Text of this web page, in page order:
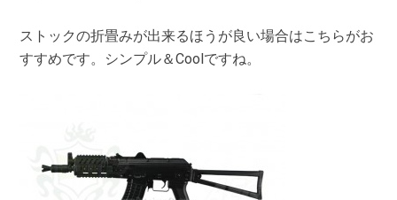
ストックの折畳みが出来るほうが良い場合はこちらがお
すすめです。シンプル＆Coolですね。